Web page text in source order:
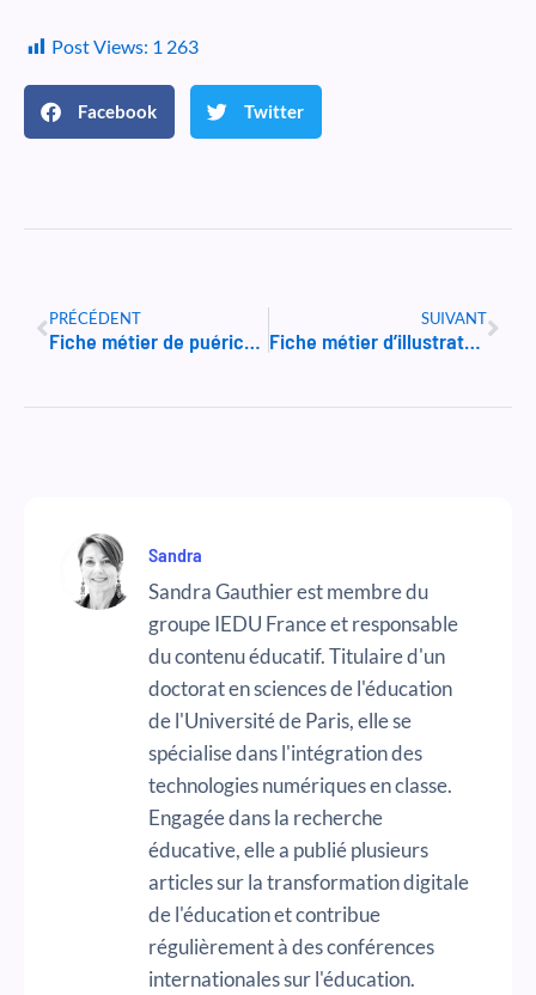
Post Views: 1 263
Facebook Twitter
Précédent
PRÉCÉDENT
Fiche métier de puéricultrice
SUIVANT
Fiche métier d’illustrateur
Sandra
Sandra Gauthier est membre du
groupe IEDU France et responsable
du contenu éducatif. Titulaire d'un
doctorat en sciences de l'éducation
de l'Université de Paris, elle se
spécialise dans l'intégration des
technologies numériques en classe.
Engagée dans la recherche
éducative, elle a publié plusieurs
articles sur la transformation digitale
de l'éducation et contribue
régulièrement à des conférences
internationales sur l'éducation.